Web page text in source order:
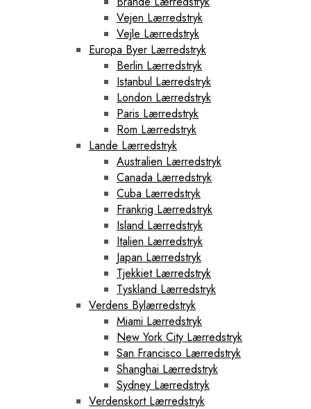
Vejen Lærredstryk
Vejle Lærredstryk
Europa Byer Lærredstryk
Berlin Lærredstryk
Istanbul Lærredstryk
London Lærredstryk
Paris Lærredstryk
Rom Lærredstryk
Lande Lærredstryk
Australien Lærredstryk
Canada Lærredstryk
Cuba Lærredstryk
Frankrig Lærredstryk
Island Lærredstryk
Italien Lærredstryk
Japan Lærredstryk
Tjekkiet Lærredstryk
Tyskland Lærredstryk
Verdens Bylærredstryk
Miami Lærredstryk
New York City Lærredstryk
San Francisco Lærredstryk
Shanghai Lærredstryk
Sydney Lærredstryk
Verdenskort Lærredstryk